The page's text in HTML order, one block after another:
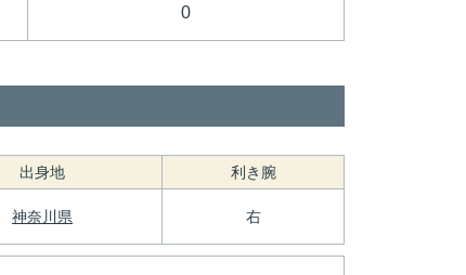
0
出身地 利き腕
神奈川県 右